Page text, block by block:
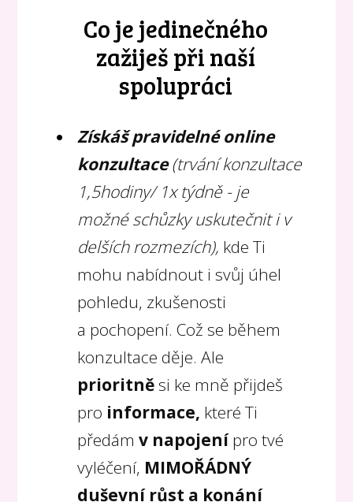
Co je jedinečného
zažiješ při naší
spolupráci
Získáš pravidelné online
konzultace(trvání konzultace
1,5hodiny/ 1x týdně - je
možné schůzky uskutečnit i v
delších rozmezích), kde Ti
mohu nabídnout i svůj úhel
pohledu, zkušenosti
a pochopení. Což se během
konzultace děje. Ale
prioritněsi ke mně přijdeš
pro informace, které Ti
předám v napojenípro tvé
vyléčení, MIMOŘÁDNÝ
duševní růst a konání